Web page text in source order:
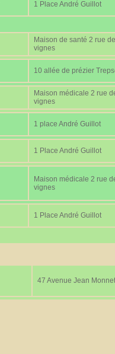
1 Place André Guillot
Maison de santé 2 rue
vignes
10 allée de prézier
Maison médicale 2 rue
vignes
1 place André Guillot
1 Place André Guillot
Maison médicale 2 rue
vignes
1 Place André Guillot
47 Avenue Jean Monnet